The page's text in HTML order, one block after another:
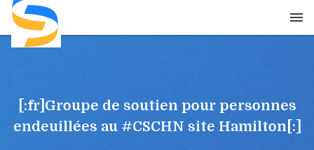
Skip
content
[:fr]Groupe de soutien pour personnes
endeuillées au #CSCHN site Hamilton[:]